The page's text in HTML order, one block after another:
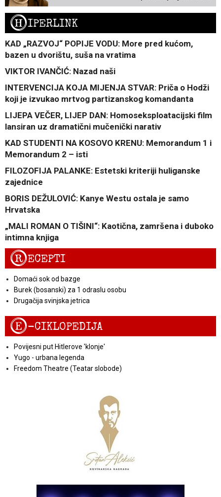
HIPERLINK
KAD „RAZVOJ“ POPIJE VODU: More pred kućom,
bazen u dvorištu, suša na vratima
VIKTOR IVANČIĆ: Nazad naši
INTERVENCIJA KOJA MIJENJA STVAR: Priča o Hodži
koji je izvukao mrtvog partizanskog komandanta
LIJEPA VEČER, LIJEP DAN: Homoseksploatacijski film
lansiran uz dramatični mučenički narativ
KAD STUDENTI NA KOSOVO KRENU: Memorandum 1 i
Memorandum 2 – isti
FILOZOFIJA PALANKE: Estetski kriteriji huliganske
zajednice
BORIS DEŽULOVIĆ: Kanye Westu ostala je samo
Hrvatska
„MALI ROMAN O TIŠINI“: Kaotična, zamršena i duboko
intimna knjiga
RECEPTI
Domaći sok od bazge
Burek (bosanski) za 1 odraslu osobu
Drugačija svinjska jetrica
E-CIKLOPEDIJA
Povijesni put Hitlerove 'klonje'
Yugo - urbana legenda
Freedom Theatre (Teatar slobode)